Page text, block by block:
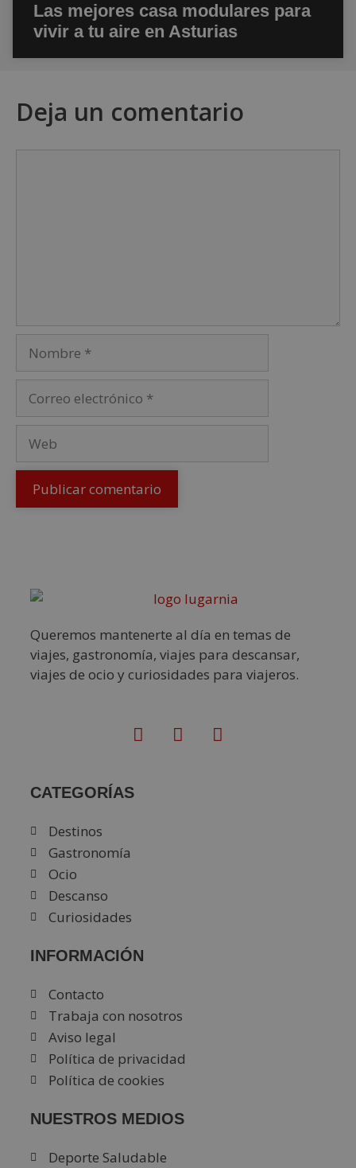
Las mejores casa modulares para
vivir a tu aire en Asturias
Deja un comentario
Queremos mantenerte al día en temas de
viajes, gastronomía, viajes para descansar,
viajes de ocio y curiosidades para viajeros.
CATEGORÍAS
Destinos
Gastronomía
Ocio
Descanso
Curiosidades
INFORMACIÓN
Contacto
Trabaja con nosotros
Aviso legal
Política de privacidad
Política de cookies
NUESTROS MEDIOS
Deporte Saludable